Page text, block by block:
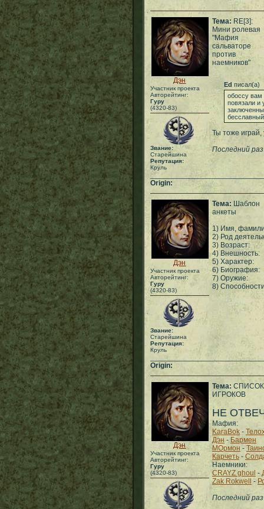
Дэн
Участник проекта
Авторейтинг:
Гуру
(4320-83)
Звание:
Старейшина
Репутация:
Круль
Тема: RE[3]:
Мини ролевая
"Мафия
сальваторе
против
наемников"
Ed писал(а)
обоссу вам
повязали и
Ты тоже
Последний
Origin:
Дэн
Участник проекта
Авторейтинг:
Гуру
(4320-83)
Звание:
Старейшина
Репутация:
Круль
Тема: Шаблон
анкеты
1) Имя,
2) Род
3) Возраст:
4) Внешность:
5) Характер:
6) Биография:
7) Оружие:
8)
Origin:
Дэн
Участник проекта
Авторейтинг:
Гуру
(4320-83)
Тема: СПИСОК
ИГРОКОВ
НЕ
Мафия:
KaraBok -
Дэн - Бармен
МОрмон -
Карчеть -
Наемники:
CRAYZ ghoul -
Zak Rokwell
-
Последний